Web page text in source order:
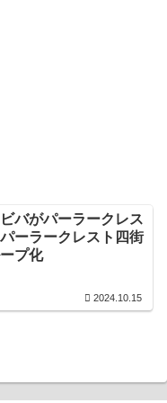
バがパーラークレス
パーラークレスト四街
プ化
2024.10.15